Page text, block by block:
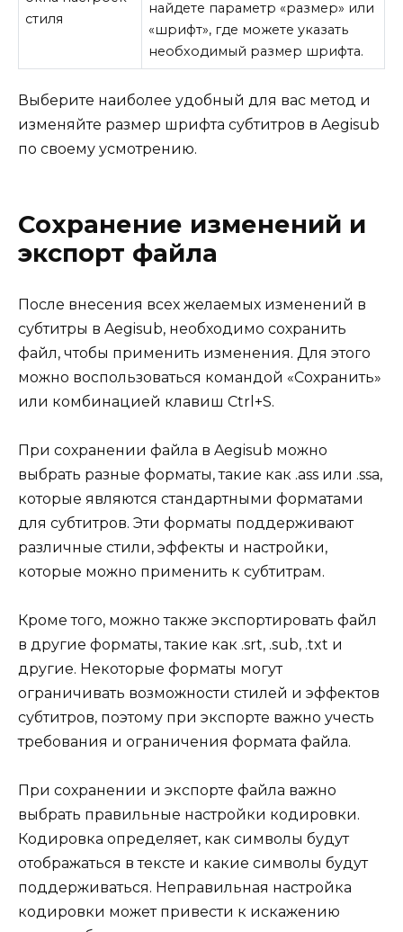
стиля
найдете параметр «размер» или
«шрифт», где можете указать
необходимый размер шрифта.
Выберите наиболее удобный для вас метод и
изменяйте размер шрифта субтитров в Aegisub
по своему усмотрению.
Сохранение изменений и
экспорт файла
После внесения всех желаемых изменений в
субтитры в Aegisub, необходимо сохранить
файл, чтобы применить изменения. Для этого
можно воспользоваться командой «Сохранить»
или комбинацией клавиш Ctrl+S.
При сохранении файла в Aegisub можно
выбрать разные форматы, такие как .ass или .ssa,
которые являются стандартными форматами
для субтитров. Эти форматы поддерживают
различные стили, эффекты и настройки,
которые можно применить к субтитрам.
Кроме того, можно также экспортировать файл
в другие форматы, такие как .srt, .sub, .txt и
другие. Некоторые форматы могут
ограничивать возможности стилей и эффектов
субтитров, поэтому при экспорте важно учесть
требования и ограничения формата файла.
При сохранении и экспорте файла важно
выбрать правильные настройки кодировки.
Кодировка определяет, как символы будут
отображаться в тексте и какие символы будут
поддерживаться. Неправильная настройка
кодировки может привести к искажению